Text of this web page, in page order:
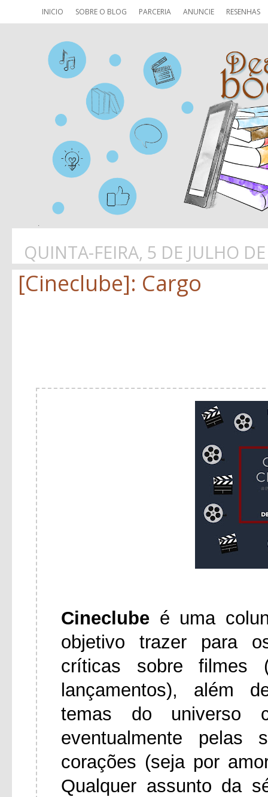
INICIO SOBRE O BLOG PARCERIA ANUNCIE RESENHAS
QUINTA-FEIRA, 5 DE JULHO
[Cineclube]: Cargo
Cineclube é uma
objetivo trazer para
críticas sobre
lançamentos), além
temas do universo
eventualmente pelas
corações (seja por
Qualquer assunto da